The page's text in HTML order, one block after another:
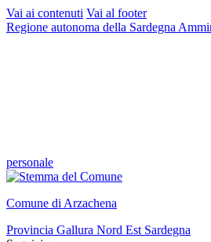
Vai ai contenuti Vai al footer
Regione autonoma della Sardegna
personale
Comune di Arzachena
Provincia Gallura Nord Est Sardegna